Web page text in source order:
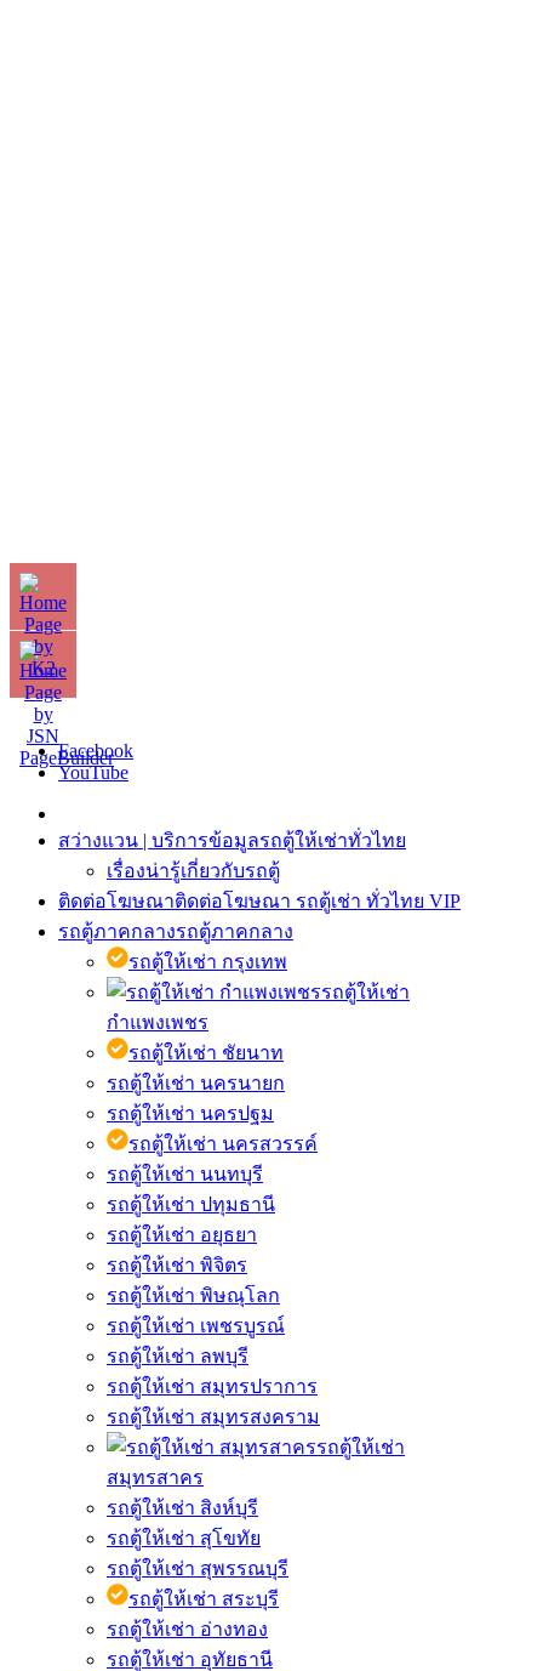
Facebook
YouTube
สว่างแวน | บริการข้อมูลรถตู้ให้เช่าทั่วไทย
เรื่องน่ารู้เกี่ยวกับรถตู้
ติดต่อโฆษณาติดต่อโฆษณา รถตู้เช่า ทั่วไทย VIP
รถตู้ภาคกลางรถตู้ภาคกลาง
รถตู้ให้เช่า กรุงเทพ
รถตู้ให้เช่า
กำแพงเพชร
รถตู้ให้เช่า ชัยนาท
รถตู้ให้เช่า นครนายก
รถตู้ให้เช่า นครปฐม
รถตู้ให้เช่า นครสวรรค์
รถตู้ให้เช่า นนทบุรี
รถตู้ให้เช่า ปทุมธานี
รถตู้ให้เช่า อยุธยา
รถตู้ให้เช่า พิจิตร
รถตู้ให้เช่า พิษณุโลก
รถตู้ให้เช่า เพชรบูรณ์
รถตู้ให้เช่า ลพบุรี
รถตู้ให้เช่า สมุทรปราการ
รถตู้ให้เช่า สมุทรสงคราม
รถตู้ให้เช่า
สมุทรสาคร
รถตู้ให้เช่า สิงห์บุรี
รถตู้ให้เช่า สุโขทัย
รถตู้ให้เช่า สุพรรณบุรี
รถตู้ให้เช่า สระบุรี
รถตู้ให้เช่า อ่างทอง
รถตู้ให้เช่า อุทัยธานี